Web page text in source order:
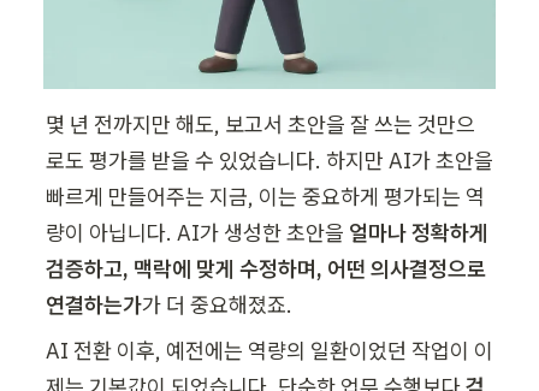
몇 년 전까지만 해도, 보고서 초안을 잘 쓰는 것만으
로도 평가를 받을 수 있었습니다. 하지만 AI가 초안을
빠르게 만들어주는 지금, 이는 중요하게 평가되는 역
량이 아닙니다. AI가 생성한 초안을 얼마나 정확하게
검증하고, 맥락에 맞게 수정하며, 어떤 의사결정으로
연결하는가가 더 중요해졌죠.
AI 전환 이후, 예전에는 역량의 일환이었던 작업이 이